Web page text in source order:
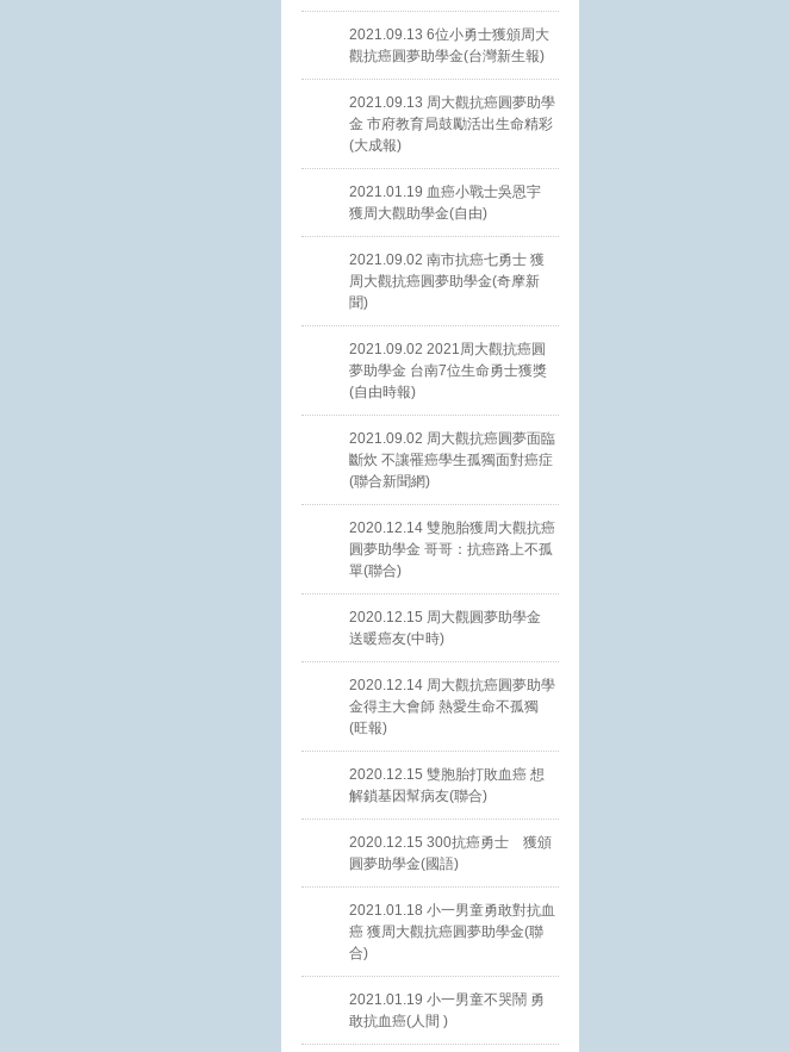
2021.09.13 6位小勇士獲頒周大
觀抗癌圓夢助學金(台灣新生報)
2021.09.13 周大觀抗癌圓夢助學
金 市府教育局鼓勵活出生命精彩
(大成報)
2021.01.19 血癌小戰士吳恩宇
獲周大觀助學金(自由)
2021.09.02 南市抗癌七勇士 獲
周大觀抗癌圓夢助學金(奇摩新
聞)
2021.09.02 2021周大觀抗癌圓
夢助學金 台南7位生命勇士獲獎
(自由時報)
2021.09.02 周大觀抗癌圓夢面臨
斷炊 不讓罹癌學生孤獨面對癌症
(聯合新聞網)
2020.12.14 雙胞胎獲周大觀抗癌
圓夢助學金 哥哥：抗癌路上不孤
單(聯合)
2020.12.15 周大觀圓夢助學金
送暖癌友(中時)
2020.12.14 周大觀抗癌圓夢助學
金得主大會師 熱愛生命不孤獨
(旺報)
2020.12.15 雙胞胎打敗血癌 想
解鎖基因幫病友(聯合)
2020.12.15 300抗癌勇士 獲頒
圓夢助學金(國語)
2021.01.18 小一男童勇敢對抗血
癌 獲周大觀抗癌圓夢助學金(聯
合)
2021.01.19 小一男童不哭鬧 勇
敢抗血癌(人間 )